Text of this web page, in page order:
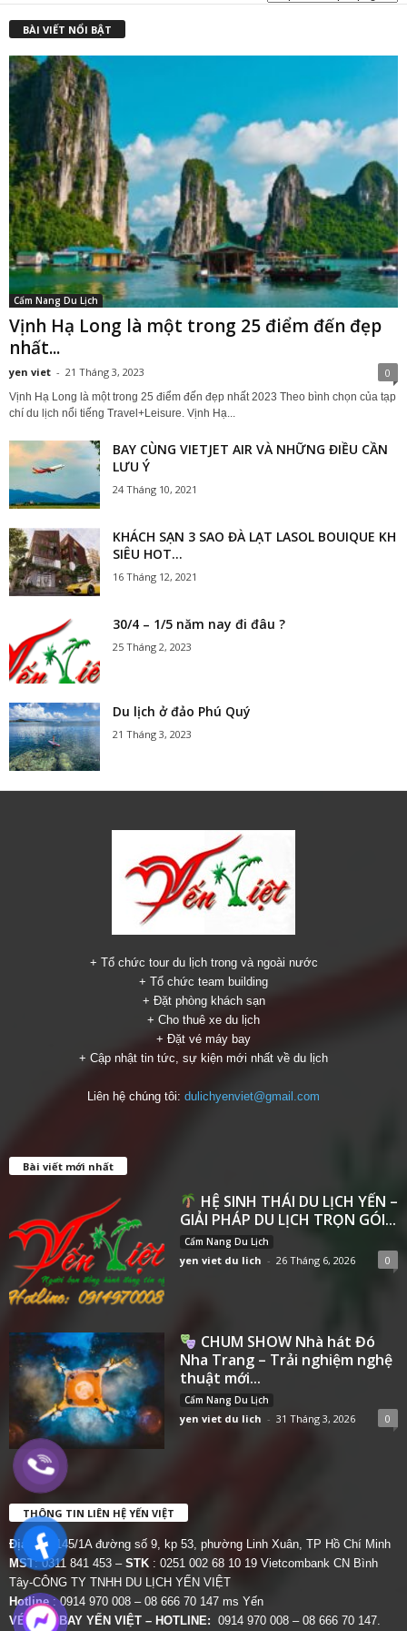
BÀI VIẾT NỔI BẬT
Cẩm Nang Du Lịch
Vịnh Hạ Long là một trong 25 điểm đến đẹp
nhất...
yen viet - 21 Tháng 3, 2023 0
Vịnh Hạ Long là một trong 25 điểm đến đẹp nhất 2023 Theo bình chọn của tạp
chí du lịch nổi tiếng Travel+Leisure. Vịnh Hạ...
BAY CÙNG VIETJET AIR VÀ NHỮNG ĐIỀU CẦN
LƯU Ý
24 Tháng 10, 2021
KHÁCH SẠN 3 SAO ĐÀ LẠT LASOL BOUIQUE KH
SIÊU HOT...
16 Tháng 12, 2021
30/4 – 1/5 năm nay đi đâu ?
25 Tháng 2, 2023
Du lịch ở đảo Phú Quý
21 Tháng 3, 2023
+ Tổ chức tour du lịch trong và ngoài nước
+ Tổ chức team building
+ Đặt phòng khách sạn
+ Cho thuê xe du lịch
+ Đặt vé máy bay
+ Cập nhật tin tức, sự kiện mới nhất về du lịch
Liên hệ chúng tôi: dulichyenviet@gmail.com
Bài viết mới nhất
HỆ SINH THÁI DU LỊCH YẾN –
GIẢI PHÁP DU LỊCH TRỌN GÓI...
Cẩm Nang Du Lịch
yen viet du lich - 26 Tháng 6, 2026 0
CHUM SHOW Nhà hát Đó
Nha Trang – Trải nghiệm nghệ
thuật mới...
Cẩm Nang Du Lịch
yen viet du lich - 31 Tháng 3, 2026 0
THÔNG TIN LIÊN HỆ YẾN VIỆT
Địa chỉ:
145/1A đường số 9, kp 53, phường Linh Xuân, TP Hồ Chí Minh
MST: 0311 841 453 – STK : 0251 002 68 10 19 Vietcombank CN Bình
Tây-CÔNG TY TNHH DU LỊCH YẾN VIỆT
Hotline : 0914 970 008 – 08 666 70 147 ms Yến
VÉ MÁY BAY YẾN VIỆT – HOTLINE: 0914 970 008 – 08 666 70 147.